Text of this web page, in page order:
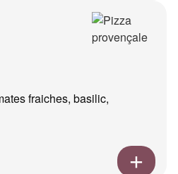
fraiches, basilic,